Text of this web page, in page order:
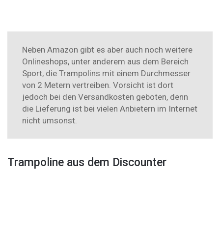
Neben Amazon gibt es aber auch noch weitere
Onlineshops, unter anderem aus dem Bereich
Sport, die Trampolins mit einem Durchmesser
von 2 Metern vertreiben. Vorsicht ist dort
jedoch bei den Versandkosten geboten, denn
die Lieferung ist bei vielen Anbietern im Internet
nicht umsonst.
Trampoline aus dem Discounter